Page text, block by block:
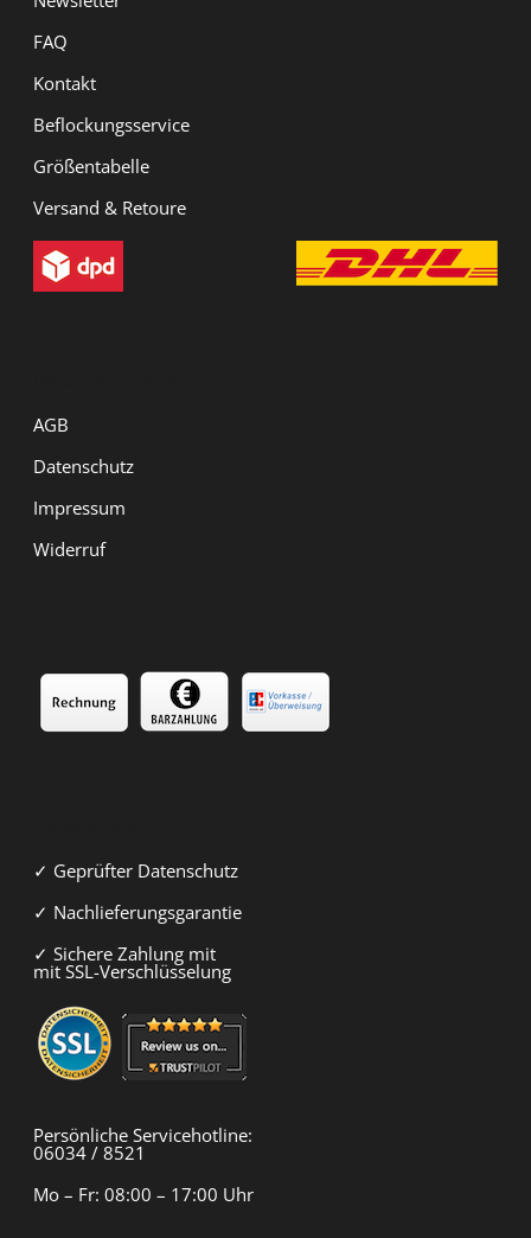
FAQ
Kontakt
Beflockungsservice
Größentabelle
Versand & Retoure
AGB
Datenschutz
Impressum
Widerruf
✓ Geprüfter Datenschutz
✓ Nachlieferungsgarantie
✓ Sichere Zahlung mit
mit SSL-Verschlüsselung
Persönliche Servicehotline:
06034 / 8521
Mo – Fr: 08:00 – 17:00 Uhr